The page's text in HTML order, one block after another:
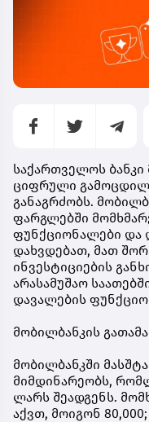
საქართველოს
ციფრული
განაგრძობს.
ფარგლებში
ფუნქციონალები და
დახვდებათ, მათ
ინვესტიციების
არასამუშაო
დავალების
მობილბანკის
მობილბანკში
მიმდინარეობს,
ლარს შეადგენს.
აქვთ, მოიგონ